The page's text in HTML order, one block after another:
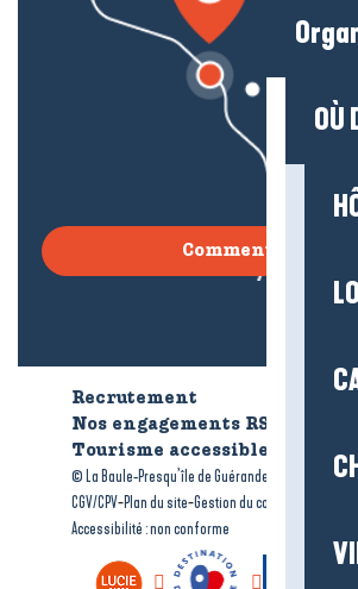
OÙ
Comment venir ?
Recrutement
Nos engagements RSE
Tourisme accessible
© La Baule-Presqu’île de Guérande tourisme
CGV/CPV-Plan du site-Gestion du consentement
Accessibilité : non conforme